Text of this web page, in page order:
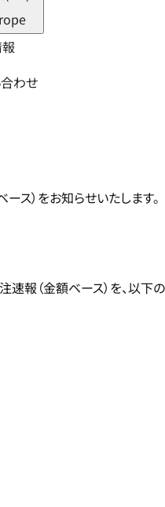
わせ
ス）をお知らせいたします。
（金額ベース）を、以下の